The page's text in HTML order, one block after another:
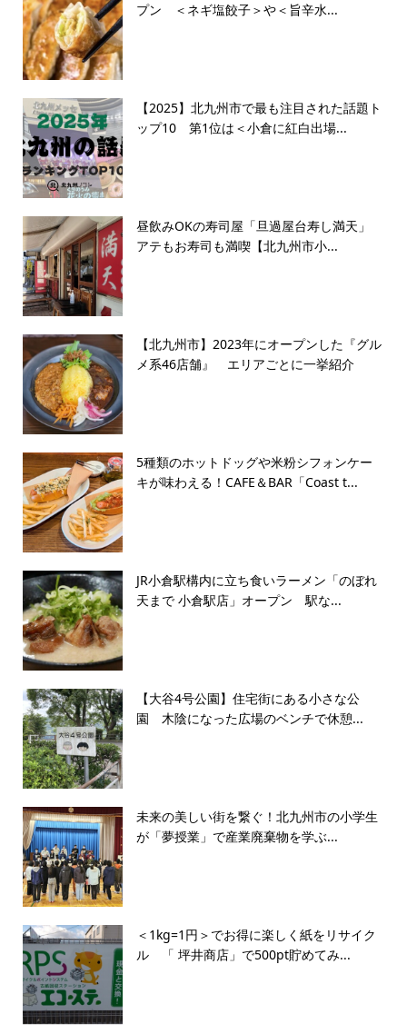
プン ＜ネギ塩餃子＞や＜旨辛水...
【2025】北九州市で最も注目された話題ト
ップ10 第1位は＜小倉に紅白出場...
昼飲みOKの寿司屋「旦過屋台寿し満天」
アテもお寿司も満喫【北九州市小...
【北九州市】2023年にオープンした『グル
メ系46店舗』 エリアごとに一挙紹介
5種類のホットドッグや米粉シフォンケー
キが味わえる！CAFE＆BAR「Coast t...
JR小倉駅構内に立ち食いラーメン「のぼれ
天まで 小倉駅店」オープン 駅な...
【大谷4号公園】住宅街にある小さな公
園 木陰になった広場のベンチで休憩...
未来の美しい街を繋ぐ！北九州市の小学生
が「夢授業」で産業廃棄物を学ぶ...
＜1kg=1円＞でお得に楽しく紙をリサイク
ル 「 坪井商店」で500pt貯めてみ...